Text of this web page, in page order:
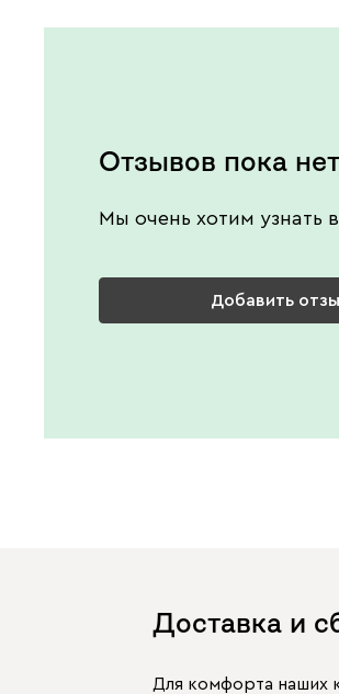
Отзывов пока
Мы очень хотим узнать
Добавить
Доставка и
Для комфорта наших